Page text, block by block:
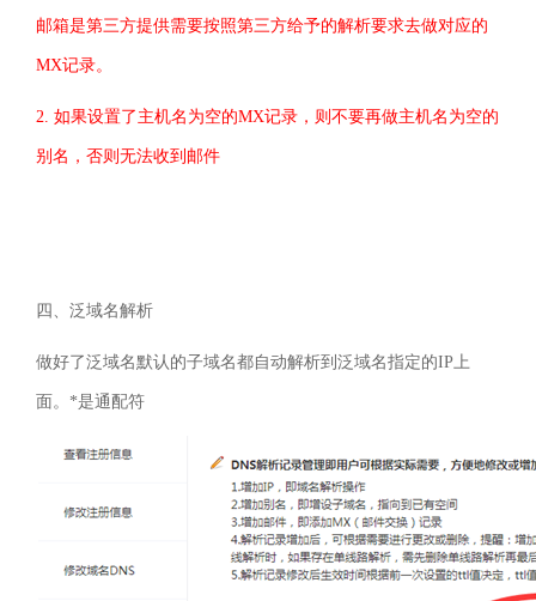
邮箱是第三方提供需要按照第三方给予的解析要求去做对应的
MX记录。
2. 如果设置了主机名为空的MX记录，则不要再做主机名为空的
别名，否则无法收到邮件
四、泛域名解析
做好了泛域名默认的子域名都自动解析到泛域名指定的IP上
面。 *是通配符